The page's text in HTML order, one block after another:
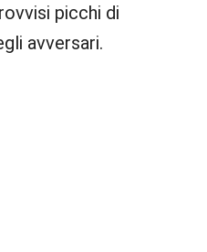
picchi di
avversari.